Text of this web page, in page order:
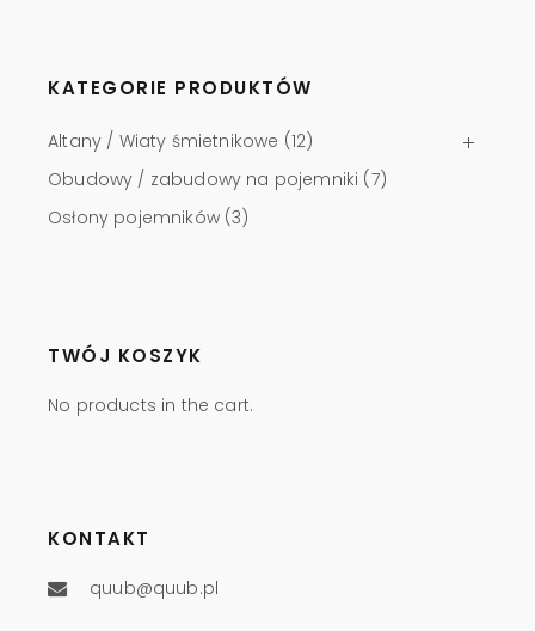
KATEGORIE PRODUKTÓW
Altany / Wiaty śmietnikowe (12)
Obudowy / zabudowy na pojemniki (7)
Osłony pojemników (3)
TWÓJ KOSZYK
No products in the cart.
KONTAKT
quub@quub.pl